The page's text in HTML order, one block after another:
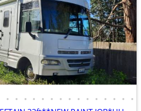
• • • • • • • • • • • • • • •